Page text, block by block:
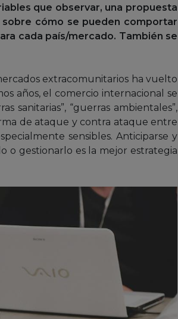
que observar, una propuesta
cómo se pueden comportar
cada país/mercado. También se
extracomunitarios ha vuelto
años, el comercio internacional se
sanitarias”, “guerras ambientales”,
de ataque y contra ataque entre
sensibles. Anticiparse y
o gestionarlo es la mejor estrategia